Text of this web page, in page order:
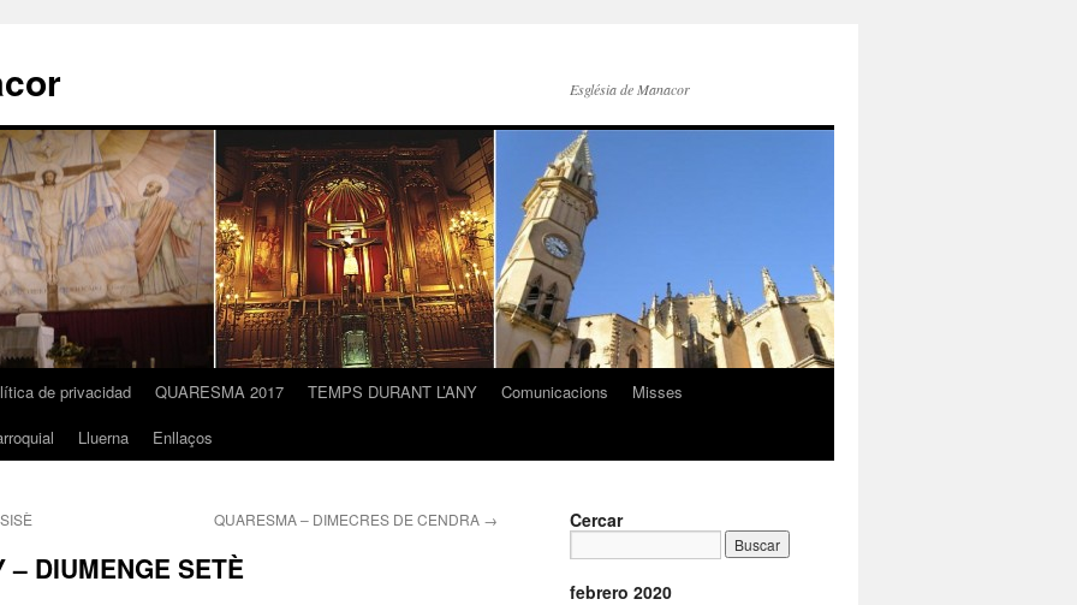
Església de Manacor
de privacidad QUARESMA 2017 TEMPS DURANT L’ANY Comunicacions
Misses
Lluerna Enllaços
QUARESMA – DIMECRES DE CENDRA →
– DIUMENGE SETÈ
Cercar
febrero 2020